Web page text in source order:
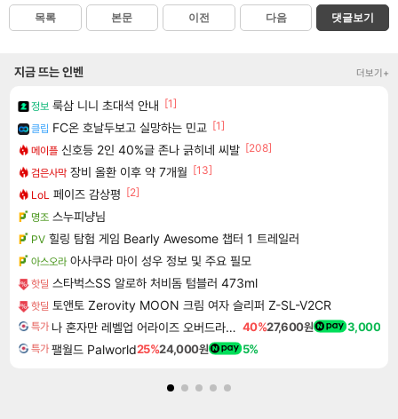
목록 본문 이전 다음 댓글보기
지금 뜨는 인벤 더보기+
정보 룩삼 니니 초대석 안내 [1]
클립 FC온 호날두보고 실망하는 민교 [1]
메이플 신호등 2인 40%글 존나 긁히네 씨발 [208]
검은사막 장비 올환 이후 약 7개월 [13]
LoL 페이즈 감상평 [2]
명조 스누피냥님
PV 힐링 탐험 게임 Bearly Awesome 챕터 1 트레일러
아스오라 아사쿠라 마이 성우 정보 및 주요 필모
핫딜 스타벅스SS 알로하 처비돔 텀블러 473ml
핫딜 토앤토 Zerovity MOON 크림 여자 슬리퍼 Z-SL-V2CR
특가 나 혼자만 레벨업 어라이즈 오버드라이브 Solo Leveling Arise 40%27,600원 3,000
특가 팰월드 Palworld25%24,000원 5%